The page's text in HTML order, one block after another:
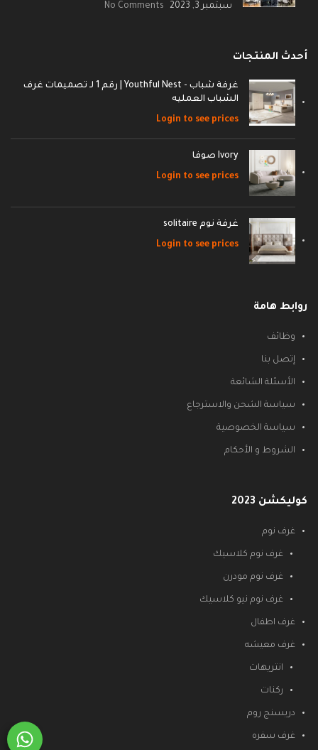
سبتمبر 3, 2023 No Comments
أحدث المنتجات
غرفة شباب - Youthful Nest | رقم 1 لـ تصميمات غرف
الشباب العمليه
Login to see prices
Ivory صوفا
Login to see prices
غرفة نوم solitaire
Login to see prices
روابط هامة
وظائف
إتصل بنا
الأسئلة الشائعة
سياسة الشحن والاسترجاع
سياسة الخصوصية
الشروط و الأحكام
كوليكشن 2023
غرف نوم
غرف نوم كلاسيك
غرف نوم مودرن
غرف نوم نيو كلاسيك
غرف اطفال
غرف معيشه
انتريهات
ركنات
دريسنج روم
غرف سفره